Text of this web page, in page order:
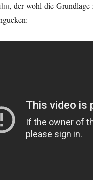
, der wohl die Grundlage